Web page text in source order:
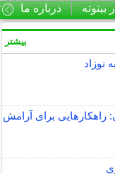
بیتوته درباره ما
نوزاد
برای آرامش
بیشتر